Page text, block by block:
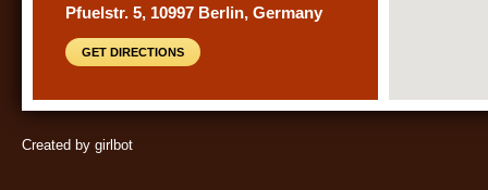
Pfuelstr. 5, 10997 Berlin, Germany
GET DIRECTIONS
Created by girlbot